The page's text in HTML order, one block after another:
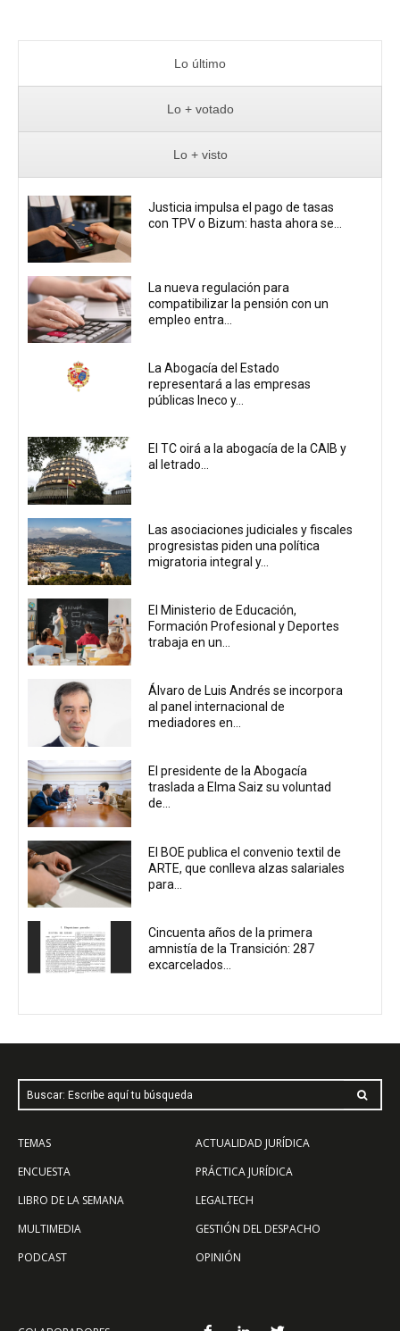
Lo último
Lo + votado
Lo + visto
Justicia impulsa el pago de tasas
con TPV o Bizum: hasta ahora se...
La nueva regulación para
compatibilizar la pensión con un
empleo entra...
La Abogacía del Estado
representará a las empresas
públicas Ineco y...
El TC oirá a la abogacía de la CAIB y
al letrado...
Las asociaciones judiciales y fiscales
progresistas piden una política
migratoria integral y...
El Ministerio de Educación,
Formación Profesional y Deportes
trabaja en un...
Álvaro de Luis Andrés se incorpora
al panel internacional de
mediadores en...
El presidente de la Abogacía
traslada a Elma Saiz su voluntad
de...
El BOE publica el convenio textil de
ARTE, que conlleva alzas salariales
para...
Cincuenta años de la primera
amnistía de la Transición: 287
excarcelados...
Buscar: Escribe aquí tu búsqueda
TEMAS
ENCUESTA
LIBRO DE LA SEMANA
MULTIMEDIA
PODCAST
ACTUALIDAD JURÍDICA
PRÁCTICA JURÍDICA
LEGALTECH
GESTIÓN DEL DESPACHO
OPINIÓN